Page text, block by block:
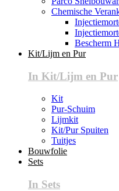
Chemische
Bescherm
Kit/Lijm en Pur
In Kit/Lijm en Pur
Kit
Pur-Schuim
Lijmkit
Kit/Pur Spuiten
Tuitjes
Bouwfolie
Sets
In Sets